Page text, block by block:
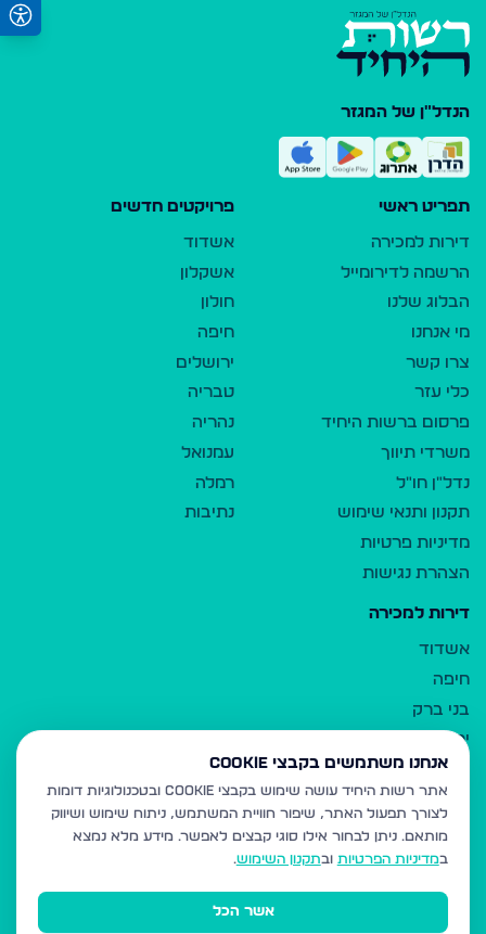
הנדל"ן של המגזר
תפריט ראשי
דירות למכירה
הרשמה לדירומייל
הבלוג שלנו
מי אנחנו
צרו קשר
כלי עזר
פרסום ברשות היחיד
משרדי תיווך
נדל"ן חו"ל
תקנון ותנאי שימוש
מדיניות פרטיות
הצהרת נגישות
פרויקטים חדשים
אשדוד
אשקלון
חולון
חיפה
ירושלים
טבריה
נהריה
עמנואל
רמלה
נתיבות
דירות למכירה
אשדוד
חיפה
בני ברק
ירושלים
אלעד
גבעת זאב
בית שמש
רכסים
מודיעין עילית
אנחנו משתמשים בקבצי Cookie
אתר רשות היחיד עושה שימוש בקבצי Cookie ובטכנולוגיות דומות
לצורך תפעול האתר, שיפור חוויית המשתמש, ניתוח שימוש ושיווק
מותאם. ניתן לבחור אילו סוגי קבצים לאפשר. מידע מלא נמצא
במדיניות הפרטיות ובתקנון השימוש.
אשר הכל